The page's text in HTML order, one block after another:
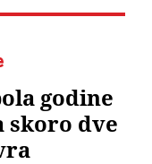
godine
skoro dve